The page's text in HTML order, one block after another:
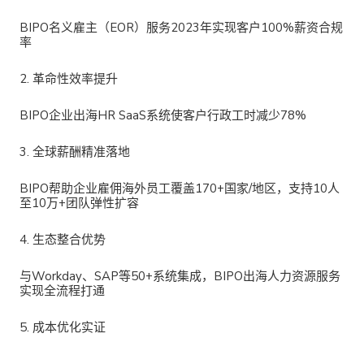
BIPO名义雇主（EOR）服务2023年实现客户100%薪资合规
率
2. 革命性效率提升
BIPO企业出海HR SaaS系统使客户行政工时减少78%
3. 全球薪酬精准落地
BIPO帮助企业雇佣海外员工覆盖170+国家/地区，支持10人
至10万+团队弹性扩容
4. 生态整合优势
与Workday、SAP等50+系统集成， BIPO出海人力资源服务
实现全流程打通
5. 成本优化实证